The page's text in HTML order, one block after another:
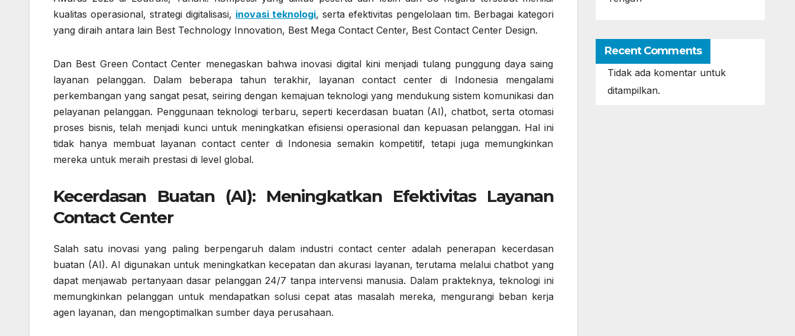
kualitas operasional, strategi digitalisasi, inovasi teknologi, serta efektivitas pengelolaan tim. Berbagai kategori
yang diraih antara lain Best Technology Innovation, Best Mega Contact Center, Best Contact Center Design.
Dan Best Green Contact Center menegaskan bahwa inovasi digital kini menjadi tulang punggung daya saing
layanan pelanggan. Dalam beberapa tahun terakhir, layanan contact center di Indonesia mengalami
perkembangan yang sangat pesat, seiring dengan kemajuan teknologi yang mendukung sistem komunikasi dan
pelayanan pelanggan. Penggunaan teknologi terbaru, seperti kecerdasan buatan (AI), chatbot, serta otomasi
proses bisnis, telah menjadi kunci untuk meningkatkan efisiensi operasional dan kepuasan pelanggan. Hal ini
tidak hanya membuat layanan contact center di Indonesia semakin kompetitif, tetapi juga memungkinkan
mereka untuk meraih prestasi di level global.
Kecerdasan Buatan (AI): Meningkatkan Efektivitas Layanan
Contact Center
Salah satu inovasi yang paling berpengaruh dalam industri contact center adalah penerapan kecerdasan
buatan (AI). AI digunakan untuk meningkatkan kecepatan dan akurasi layanan, terutama melalui chatbot yang
dapat menjawab pertanyaan dasar pelanggan 24/7 tanpa intervensi manusia. Dalam prakteknya, teknologi ini
memungkinkan pelanggan untuk mendapatkan solusi cepat atas masalah mereka, mengurangi beban kerja
agen layanan, dan mengoptimalkan sumber daya perusahaan.
Recent Comments
Tidak ada komentar untuk
ditampilkan.